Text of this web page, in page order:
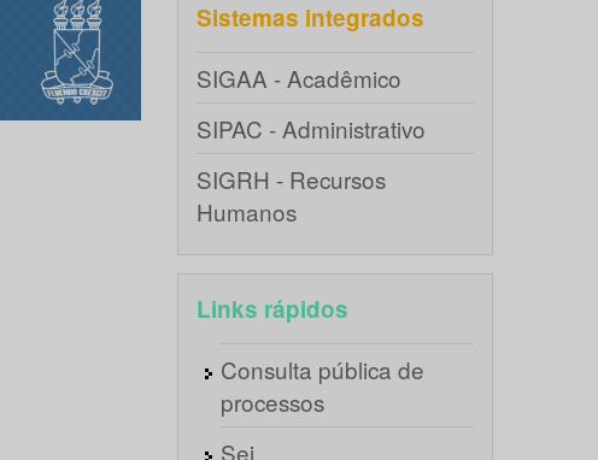
Sistemas integrados
SIGAA - Acadêmico
SIPAC - Administrativo
SIGRH - Recursos
Humanos
Links rápidos
Consulta pública de
processos
Sei